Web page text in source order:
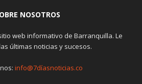
NOSOTROS
web informativo de Barranquilla. Le
últimas noticias y sucesos.
info@7díasnoticias.co